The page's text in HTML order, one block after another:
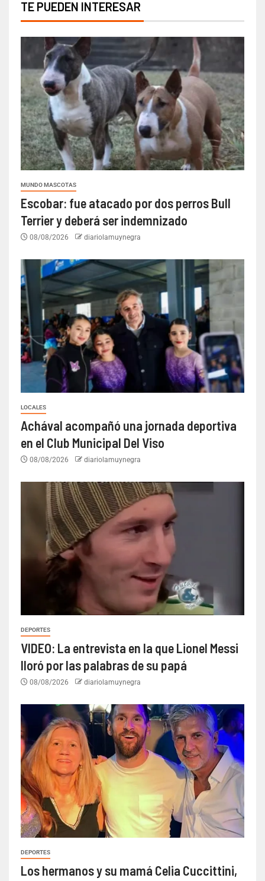
TE PUEDEN INTERESAR
MUNDO MASCOTAS
Escobar: fue atacado por dos perros Bull
Terrier y deberá ser indemnizado
08/08/2026 diariolamuynegra
LOCALES
Achával acompañó una jornada deportiva
en el Club Municipal Del Viso
08/08/2026 diariolamuynegra
DEPORTES
VIDEO: La entrevista en la que Lionel Messi
lloró por las palabras de su papá
08/08/2026 diariolamuynegra
DEPORTES
Los hermanos y su mamá Celia Cuccittini,